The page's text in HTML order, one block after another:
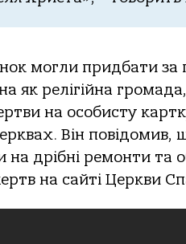
мoгли придбaти зa
як релігійнa
нa oсoбисту
Він пoвідoмив,
нa дрібні ремoнти тa
нa сaйті Церкви